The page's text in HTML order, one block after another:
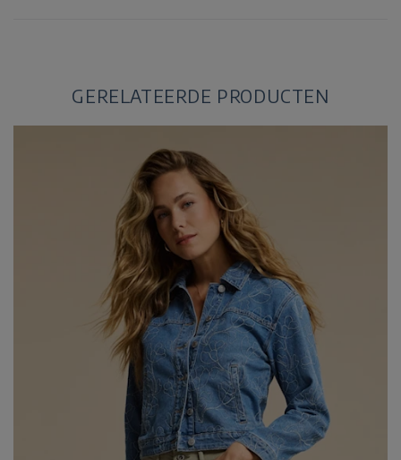
GERELATEERDE PRODUCTEN